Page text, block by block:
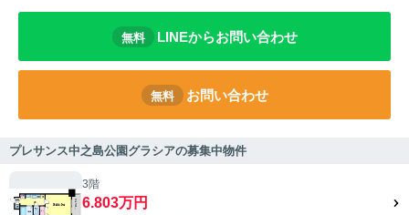
無料 LINEからお問い合わせ
無料 お問い合わせ
プレサンス中之島公園グラシアの募集中物件
3階
6.803万円